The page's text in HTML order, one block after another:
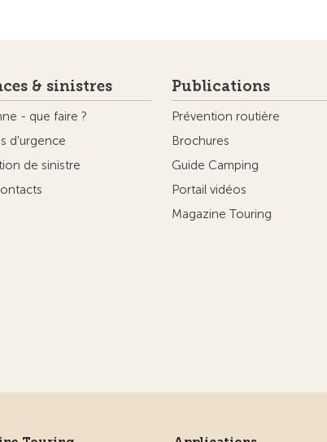
& sinistres
- que faire ?
d'urgence
de sinistre
Publications
Prévention routière
Brochures
Guide Camping
Portail vidéos
Magazine Touring